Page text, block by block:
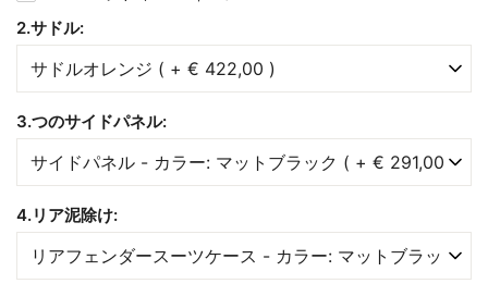
2.サドル:
3.つのサイドパネル:
4.リア泥除け: